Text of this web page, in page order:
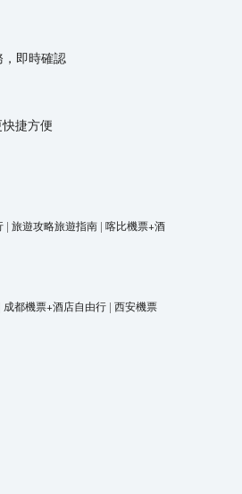
即時確認
捷方便
| 旅遊攻略旅遊指南 | 喀比機票+酒
成都機票+酒店自由行 | 西安機票